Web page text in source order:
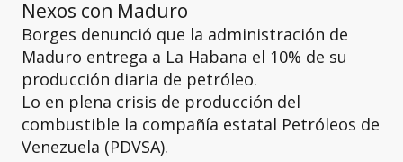
Nexos con Maduro
Borges denunció que la administración de
Maduro entrega a La Habana el 10% de su
producción diaria de petróleo.
Lo en plena crisis de producción del
combustible la compañía estatal Petróleos de
Venezuela (PDVSA).